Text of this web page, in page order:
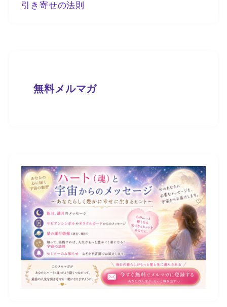
引き寄せの法則
無料メルマガ